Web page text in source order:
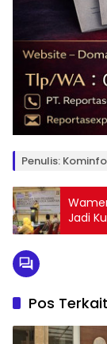
Penulis:
Jadi
Pos Terkait